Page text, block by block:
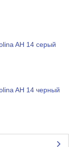
AH 14 серый
AH 14 черный